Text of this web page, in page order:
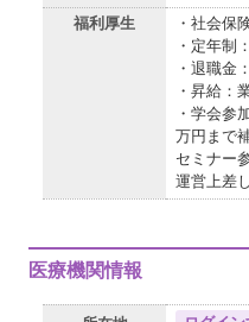
福利厚生
・社会保
・定年制
・退職金
・昇給：
・学会参
万円まで
セミナー
運営上差
医療機関情報